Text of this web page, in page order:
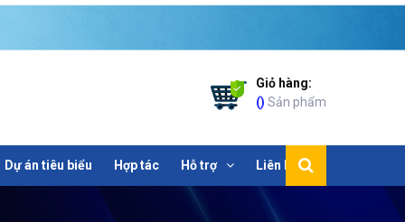
Giỏ hàng:
() Sản phẩm
Dự án tiêu biểu Hợp tác Hỗ trợ Liên hệ